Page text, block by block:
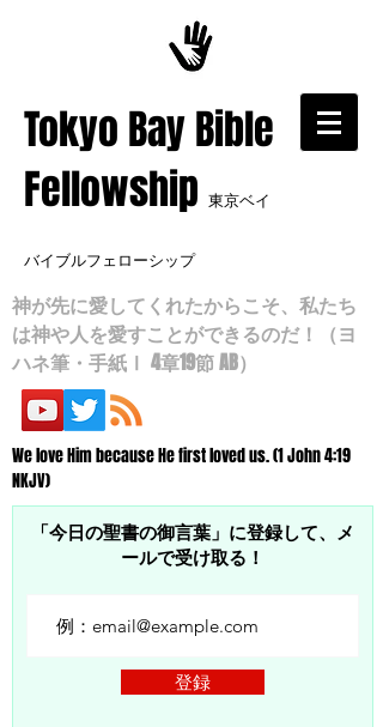
​Tokyo Bay Bible
Fellowship 東京ベイ
バイブルフェローシップ
神が先に愛してくれたからこそ、私たち
は神や人を愛すことができるのだ！（ヨ
ハネ筆・手紙Ⅰ 4章19節 AB）
We love Him because He first loved us. (1 John 4:19
NKJV)
「今日の聖書の御言葉」に登録して、メ
ールで受け取る！
登録